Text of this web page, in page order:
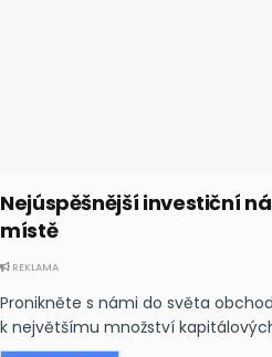
Nejúspěšnější investiční
místě
REKLAMA
Pronikněte s námi do světa
k největšímu množství